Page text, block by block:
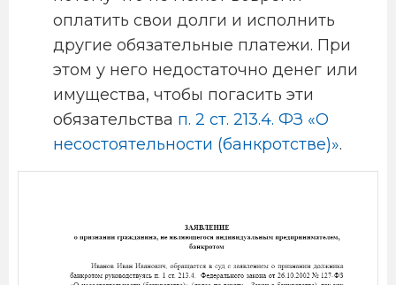
оплатить свои долги и исполнить
другие обязательные платежи. При
этом у него недостаточно денег или
имущества, чтобы погасить эти
обязательства п. 2 ст. 213.4. ФЗ «О
несостоятельности (банкротстве)».